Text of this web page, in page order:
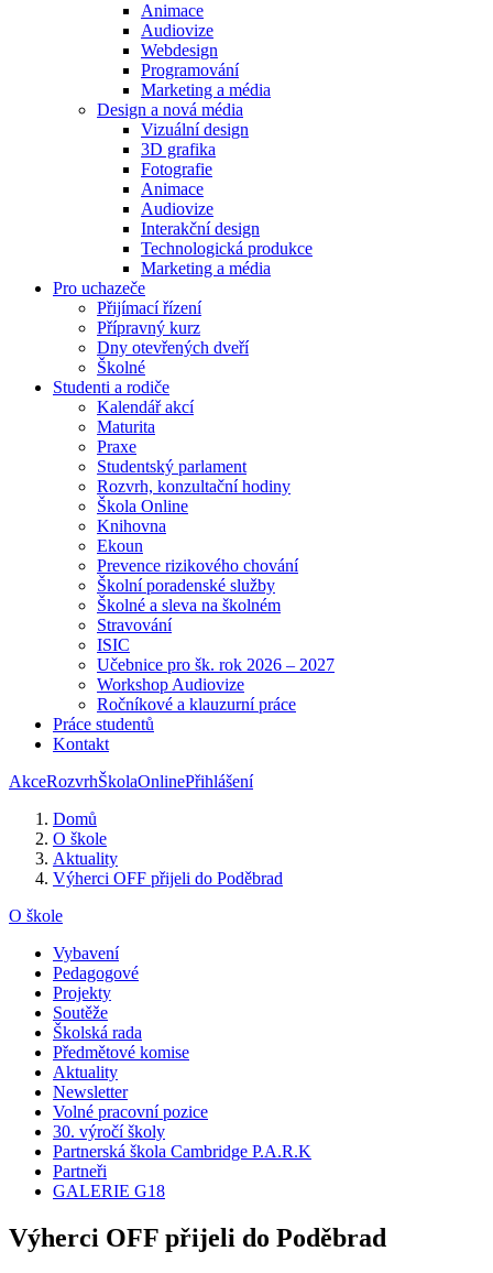
Animace
Audiovize
Webdesign
Programování
Marketing a média
Design a nová média
Vizuální design
3D grafika
Fotografie
Animace
Audiovize
Interakční design
Technologická produkce
Marketing a média
Pro uchazeče
Přijímací řízení
Přípravný kurz
Dny otevřených dveří
Školné
Studenti a rodiče
Kalendář akcí
Maturita
Praxe
Studentský parlament
Rozvrh, konzultační hodiny
Škola Online
Knihovna
Ekoun
Prevence rizikového chování
Školní poradenské služby
Školné a sleva na školném
Stravování
ISIC
Učebnice pro šk. rok 2026 – 2027
Workshop Audiovize
Ročníkové a klauzurní práce
Práce studentů
Kontakt
AkceRozvrhŠkolaOnlinePřihlášení
Domů
O škole
Aktuality
Výherci OFF přijeli do Poděbrad
O škole
Vybavení
Pedagogové
Projekty
Soutěže
Školská rada
Předmětové komise
Aktuality
Newsletter
Volné pracovní pozice
30. výročí školy
Partnerská škola Cambridge P.A.R.K
Partneři
GALERIE G18
Výherci OFF přijeli do Poděbrad